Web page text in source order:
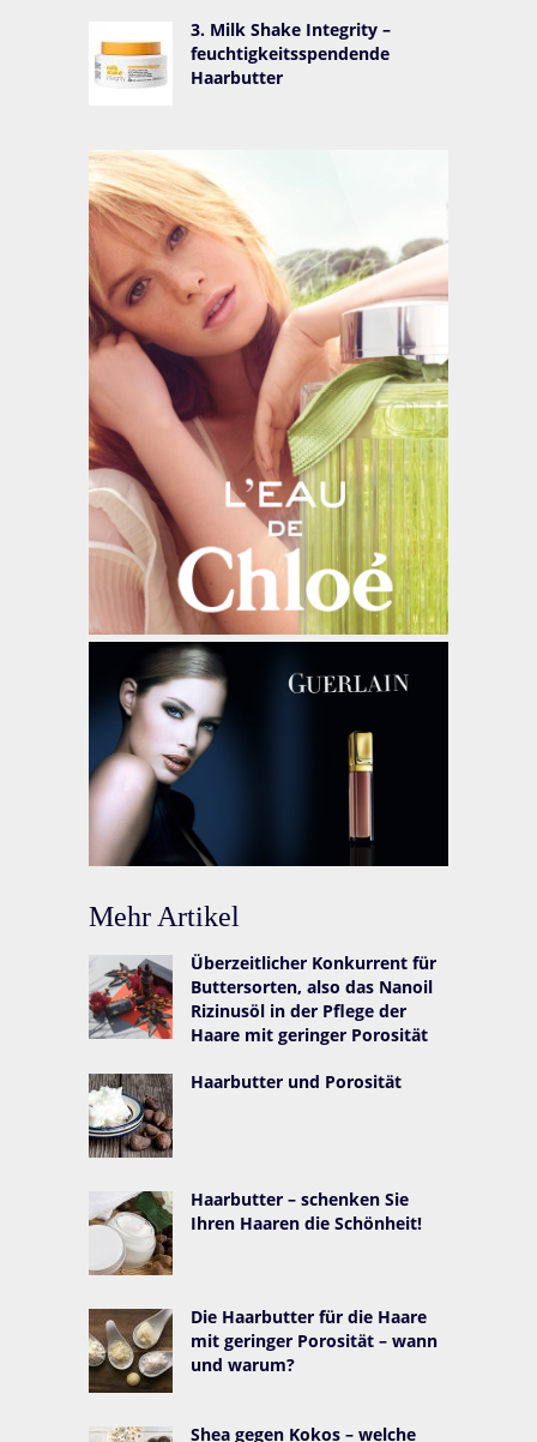
3. Milk Shake Integrity –
feuchtigkeitsspendende
Haarbutter
Mehr Artikel
Überzeitlicher Konkurrent für
Buttersorten, also das Nanoil
Rizinusöl in der Pflege der
Haare mit geringer Porosität
Haarbutter und Porosität
Haarbutter – schenken Sie
Ihren Haaren die Schönheit!
Die Haarbutter für die Haare
mit geringer Porosität – wann
und warum?
Shea gegen Kokos – welche